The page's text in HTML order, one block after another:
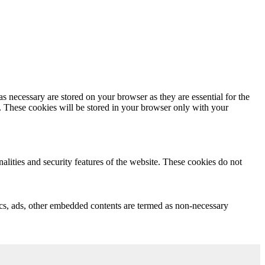
are stored on your browser as they are essential for the
These cookies will be stored in your browser only with your
and security features of the website. These cookies do not
other embedded contents are termed as non-necessary